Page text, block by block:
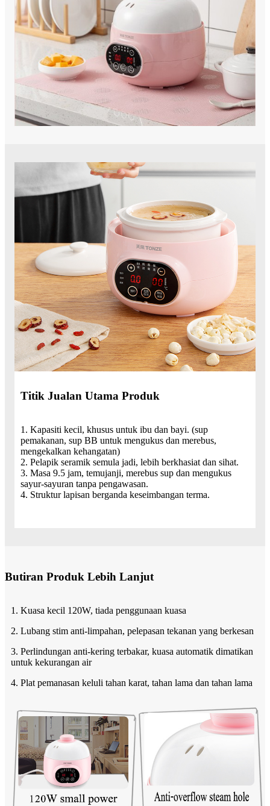
Titik Jualan Utama Produk
1. Kapasiti kecil, khusus untuk ibu dan bayi. (sup
pemakanan, sup BB untuk mengukus dan merebus,
mengekalkan kehangatan)
2. Pelapik seramik semula jadi, lebih berkhasiat dan sihat.
3. Masa 9.5 jam, temujanji, merebus sup dan mengukus
sayur-sayuran tanpa pengawasan.
4. Struktur lapisan berganda keseimbangan terma.
Butiran Produk Lebih Lanjut
1. Kuasa kecil 120W, tiada penggunaan kuasa
2. Lubang stim anti-limpahan, pelepasan tekanan yang berkesan
3. Perlindungan anti-kering terbakar, kuasa automatik dimatikan
untuk kekurangan air
4. Plat pemanasan keluli tahan karat, tahan lama dan tahan lama